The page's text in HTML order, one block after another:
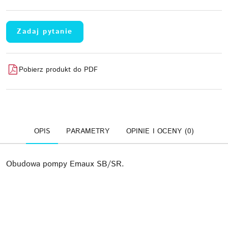
Zadaj pytanie
Pobierz produkt do PDF
OPIS PARAMETRY OPINIE I OCENY (0)
Obudowa pompy Emaux SB/SR.